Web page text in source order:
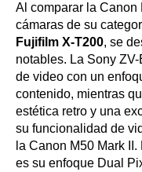
Al comparar la Canon
cámaras de su
Fujifilm X-T200, se
notables. La Sony
de video con un
contenido, mientras
estética retro y una
su funcionalidad de
la Canon M50 Mark
es su enfoque Dual